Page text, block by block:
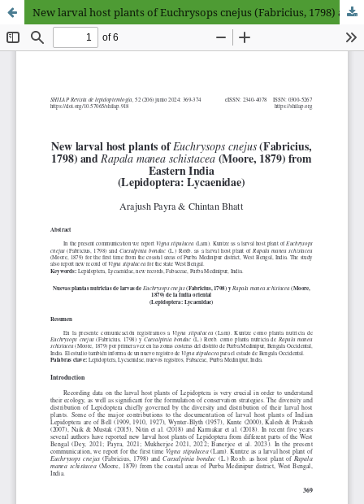
New larval host plants of Euchrysops cnejus (Fabricius, 1798) and Rapala manea schistacea (Moore, 1879) from Eastern India (Lepidoptera: Lycaenidae)